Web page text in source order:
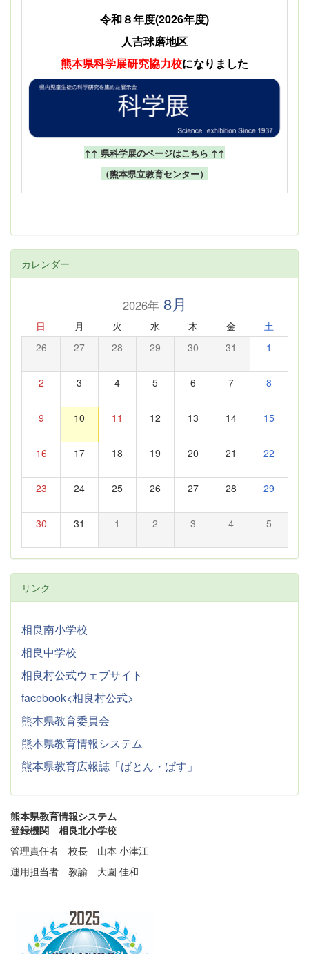
令和８年度(2026年度)
人吉球磨地区
熊本県科学展研究協力校になりました
↑↑ 県科学展のページはこちら ↑↑
（熊本県立教育センター）
カレンダー
2026年8月
日 月 火 水 木 金 土
26 27 28 29 30 31 1
2 3 4 5 6 7 8
9 10 11 12 13 14 15
16 17 18 19 20 21 22
23 24 25 26 27 28 29
30 31 1 2 3 4 5
リンク
相良南小学校
相良中学校
相良村公式ウェブサイト
facebook<相良村公式>
熊本県教育委員会
熊本県教育情報システム
熊本県教育広報誌「ばとん・ぱす」
熊本県教育情報システム
登録機関 相良北小学校
管理責任者 校長 山本 小津江
運用担当者 教諭 大園 佳和